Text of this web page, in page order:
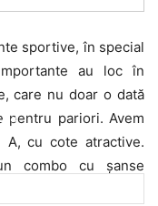
sportive, în special
au loc în
care nu doar o dată
pentru pariori. Avem
cu cote atractive.
combo cu șanse